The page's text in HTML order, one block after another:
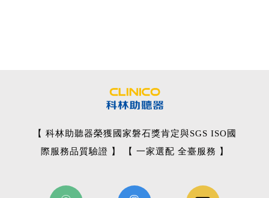
【 科林助聽器榮獲國家磐石獎肯定與SGS ISO國
際服務品質驗證 】 【 一家選配 全臺服務 】